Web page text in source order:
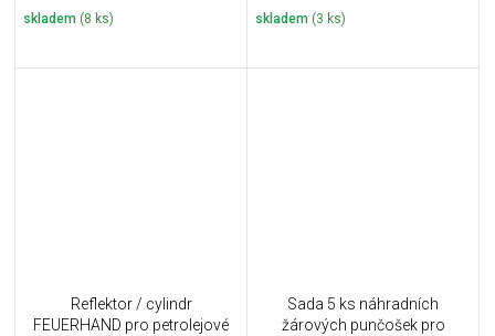
skladem (8 ks) skladem (3 ks)
Reflektor / cylindr
FEUERHAND pro petrolejové
Sada 5 ks náhradních
žárových punčošek pro